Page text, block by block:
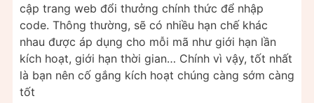
cập trang web đổi thưởng chính thức để nhập
code. Thông thường, sẽ có nhiều hạn chế khác
nhau được áp dụng cho mỗi mã như giới hạn lần
kích hoạt, giới hạn thời gian… Chính vì vậy, tốt nhất
là bạn nên cố gắng kích hoạt chúng càng sớm càng
tốt